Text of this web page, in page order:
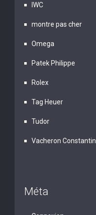
IWC
montre pas cher
Omega
Patek Philippe
Rolex
Tag Heuer
Tudor
Vacheron Constantin
Méta